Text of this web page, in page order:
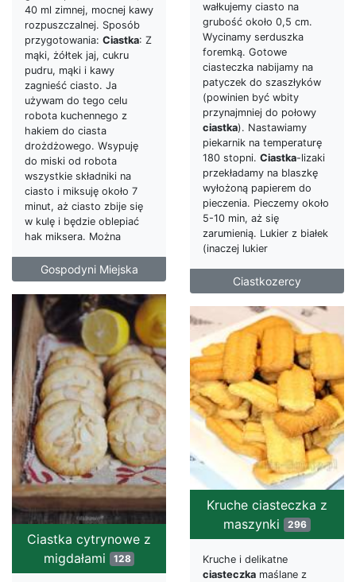
40 ml zimnej, mocnej kawy
rozpuszczalnej. Sposób
przygotowania: Ciastka: Z
mąki, żółtek jaj, cukru
pudru, mąki i kawy
zagnieść ciasto. Ja
używam do tego celu
robota kuchennego z
hakiem do ciasta
drożdżowego. Wsypuję
do miski od robota
wszystkie składniki na
ciasto i miksuję około 7
minut, aż ciasto zbije się
w kulę i będzie oblepiać
hak miksera. Można
Gospodyni Miejska
wałkujemy ciasto na
grubość około 0,5 cm.
Wycinamy serduszka
foremką. Gotowe
ciasteczka nabijamy na
patyczek do szaszłyków
(powinien być wbity
przynajmniej do połowy
ciastka). Nastawiamy
piekarnik na temperaturę
180 stopni. Ciastka-lizaki
przekładamy na blaszkę
wyłożoną papierem do
pieczenia. Pieczemy około
5-10 min, aż się
zarumienią. Lukier z białek
(inaczej lukier
Ciastkozercy
Ciastka cytrynowe z
migdałami
128
Kruche ciasteczka z
maszynki 296
Kruche i delikatne
ciasteczka maślane z